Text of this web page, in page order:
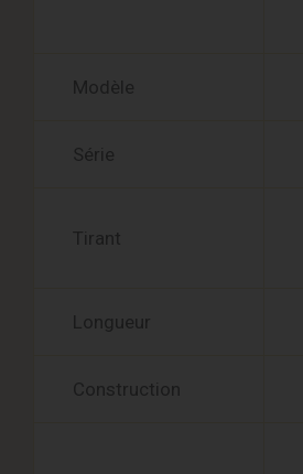
Modèle
Série
Tirant
Longueur
Construction